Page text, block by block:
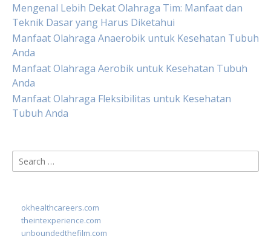
Mengenal Lebih Dekat Olahraga Tim: Manfaat dan
Teknik Dasar yang Harus Diketahui
Manfaat Olahraga Anaerobik untuk Kesehatan Tubuh
Anda
Manfaat Olahraga Aerobik untuk Kesehatan Tubuh
Anda
Manfaat Olahraga Fleksibilitas untuk Kesehatan
Tubuh Anda
Search
for:
okhealthcareers.com
theintexperience.com
unboundedthefilm.com